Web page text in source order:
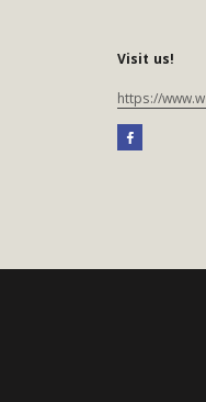
Visit us!
https://